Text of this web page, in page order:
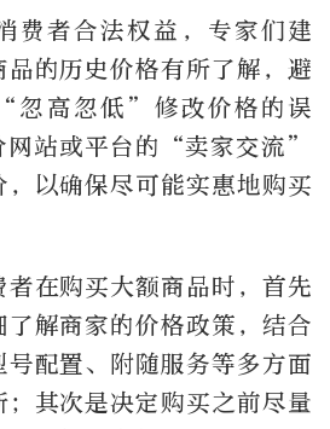
费者合法权益，专家们建
的历史价格有所了解，避
忽高忽低”修改价格的误
网站或平台的“卖家交流”
以确保尽可能实惠地购买
者在购买大额商品时，首先
解商家的价格政策，结合
配置、附随服务等多方面
；其次是决定购买之前尽量